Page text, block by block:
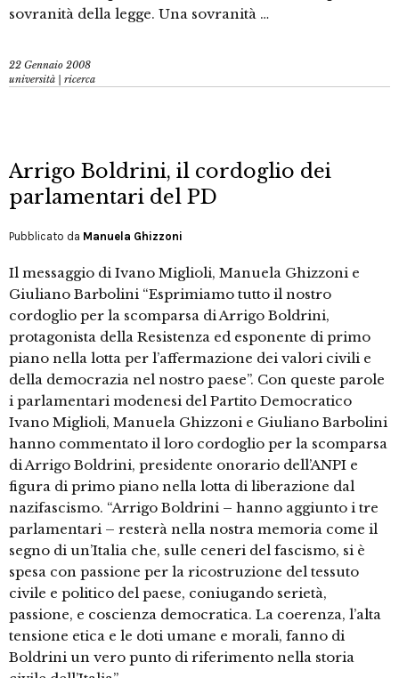
sovranità della legge. Una sovranità …
22 Gennaio 2008
università | ricerca
Arrigo Boldrini, il cordoglio dei
parlamentari del PD
Pubblicato da Manuela Ghizzoni
Il messaggio di Ivano Miglioli, Manuela Ghizzoni e
Giuliano Barbolini “Esprimiamo tutto il nostro
cordoglio per la scomparsa di Arrigo Boldrini,
protagonista della Resistenza ed esponente di primo
piano nella lotta per l’affermazione dei valori civili e
della democrazia nel nostro paese”. Con queste parole
i parlamentari modenesi del Partito Democratico
Ivano Miglioli, Manuela Ghizzoni e Giuliano Barbolini
hanno commentato il loro cordoglio per la scomparsa
di Arrigo Boldrini, presidente onorario dell’ANPI e
figura di primo piano nella lotta di liberazione dal
nazifascismo. “Arrigo Boldrini – hanno aggiunto i tre
parlamentari – resterà nella nostra memoria come il
segno di un’Italia che, sulle ceneri del fascismo, si è
spesa con passione per la ricostruzione del tessuto
civile e politico del paese, coniugando serietà,
passione, e coscienza democratica. La coerenza, l’alta
tensione etica e le doti umane e morali, fanno di
Boldrini un vero punto di riferimento nella storia